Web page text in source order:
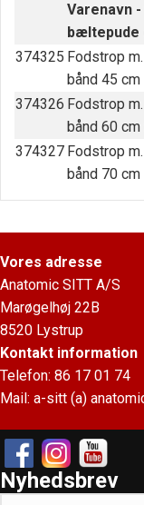
Varenavn
bæltepude
374325 Fodstrop
bånd 45
374326 Fodstrop
bånd 60
374327 Fodstrop
bånd 70
Vores adresse
Anatomic SITT A/S
Marøgelhøj 22B
8520 Lystrup
Kontakt information
Telefon: 86 17 01 74
Mail: a-sitt (a)
Nyhedsbrev